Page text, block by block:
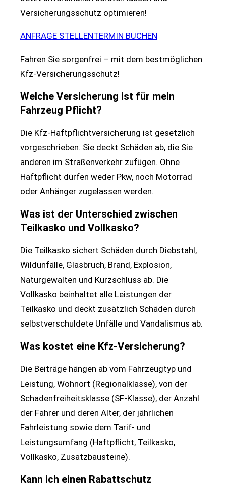
Versicherungsschutz optimieren!
ANFRAGE STELLENTERMIN BUCHEN
Fahren Sie sorgenfrei – mit dem bestmöglichen
Kfz-Versicherungsschutz!
Welche Versicherung ist für mein
Fahrzeug Pflicht?
Die Kfz-Haftpflichtversicherung ist gesetzlich
vorgeschrieben. Sie deckt Schäden ab, die Sie
anderen im Straßenverkehr zufügen. Ohne
Haftpflicht dürfen weder Pkw, noch Motorrad
oder Anhänger zugelassen werden.
Was ist der Unterschied zwischen
Teilkasko und Vollkasko?
Die Teilkasko sichert Schäden durch Diebstahl,
Wildunfälle, Glasbruch, Brand, Explosion,
Naturgewalten und Kurzschluss ab. Die
Vollkasko beinhaltet alle Leistungen der
Teilkasko und deckt zusätzlich Schäden durch
selbstverschuldete Unfälle und Vandalismus ab.
Was kostet eine Kfz-Versicherung?
Die Beiträge hängen ab vom Fahrzeugtyp und
Leistung, Wohnort (Regionalklasse), von der
Schadenfreiheitsklasse (SF-Klasse), der Anzahl
der Fahrer und deren Alter, der jährlichen
Fahrleistung sowie dem Tarif- und
Leistungsumfang (Haftpflicht, Teilkasko,
Vollkasko, Zusatzbausteine).
Kann ich einen Rabattschutz